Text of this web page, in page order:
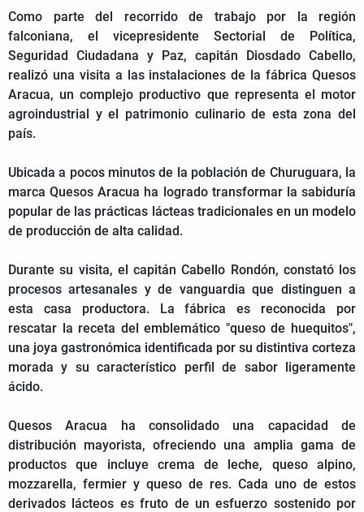
Como parte del recorrido de trabajo por la región
falconiana, el vicepresidente Sectorial de Política,
Seguridad Ciudadana y Paz, capitán Diosdado Cabello,
realizó una visita a las instalaciones de la fábrica Quesos
Aracua, un complejo productivo que representa el motor
agroindustrial y el patrimonio culinario de esta zona del
país.
Ubicada a pocos minutos de la población de Churuguara, la
marca Quesos Aracua ha logrado transformar la sabiduría
popular de las prácticas lácteas tradicionales en un modelo
de producción de alta calidad.
Durante su visita, el capitán Cabello Rondón, constató los
procesos artesanales y de vanguardia que distinguen a
esta casa productora. La fábrica es reconocida por
rescatar la receta del emblemático "queso de huequitos",
una joya gastronómica identificada por su distintiva corteza
morada y su característico perfil de sabor ligeramente
ácido.
Quesos Aracua ha consolidado una capacidad de
distribución mayorista, ofreciendo una amplia gama de
productos que incluye crema de leche, queso alpino,
mozzarella, fermier y queso de res. Cada uno de estos
derivados lácteos es fruto de un esfuerzo sostenido por